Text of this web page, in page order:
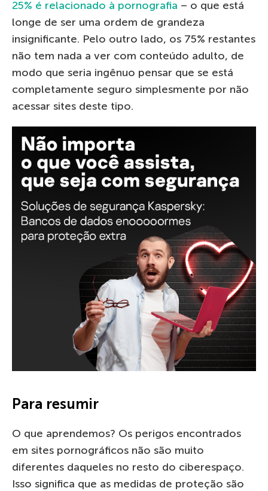
25% é relacionado à pornografia – o que está
longe de ser uma ordem de grandeza
insignificante. Pelo outro lado, os 75% restantes
não tem nada a ver com conteúdo adulto, de
modo que seria ingênuo pensar que se está
completamente seguro simplesmente por não
acessar sites deste tipo.
Para resumir
O que aprendemos? Os perigos encontrados
em sites pornográficos não são muito
diferentes daqueles no resto do ciberespaço.
Isso significa que as medidas de proteção são